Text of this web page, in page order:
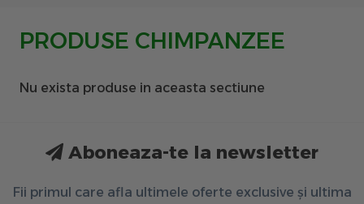
PRODUSE CHIMPANZEE
Nu exista produse in aceasta sectiune
Aboneaza-te la newsletter
Fii primul care afla ultimele oferte exclusive și ultima